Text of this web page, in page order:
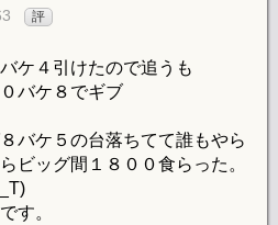
評
ケ４引けたので追うも
バケ８でギブ
バケ５の台落ちてて誰もやら
ビッグ間１８００食らった。
す。